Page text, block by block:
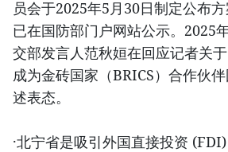
员会于2025年5月30日制定公布
已在国防部门户网站公示。2025
交部发言人范秋姮在回应记者关
成为金砖国家（BRICS）合作伙
述表态。
·北宁省是吸引外国直接投资